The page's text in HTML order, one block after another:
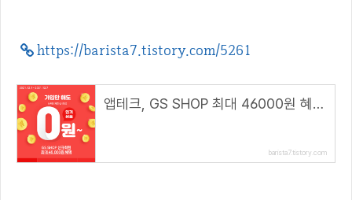
https://barista7.tistory.com/5261
앱테크, GS SHOP 최대 46000원 혜택(추천코드 : winhunt)
barista7.tistory.com